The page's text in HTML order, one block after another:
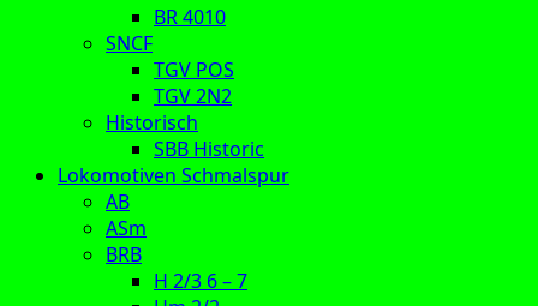
BR 4010
SNCF
TGV POS
TGV 2N2
Historisch
SBB Historic
Lokomotiven Schmalspur
AB
ASm
BRB
H 2/3 6 – 7